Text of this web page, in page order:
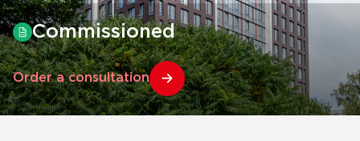
Commissioned
Order a consultation